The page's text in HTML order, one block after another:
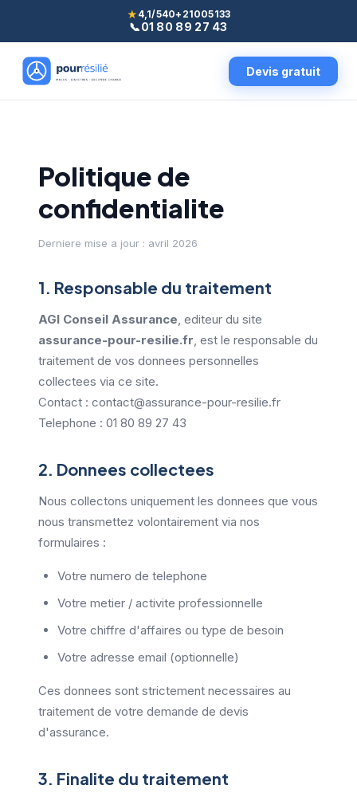
★ 4,1/540+ 21005133
📞01 80 89 27 43
Devis gratuit
Politique de
confidentialite
Derniere mise a jour : avril 2026
1. Responsable du traitement
AGI Conseil Assurance , editeur du site
assurance-pour-resilie.fr , est le responsable du
traitement de vos donnees personnelles
collectees via ce site.
Contact : contact@assurance-pour-resilie.fr
Telephone : 01 80 89 27 43
2. Donnees collectees
Nous collectons uniquement les donnees que vous
nous transmettez volontairement via nos
formulaires :
Votre numero de telephone
Votre metier / activite professionnelle
Votre chiffre d'affaires ou type de besoin
Votre adresse email (optionnelle)
Ces donnees sont strictement necessaires au
traitement de votre demande de devis
d'assurance.
3. Finalite du traitement